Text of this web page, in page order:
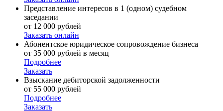
Представление интересов в 1 (одном) судебном
заседании
от 12 000 рублей
Заказать онлайн
Абонентское юридическое сопровождение бизнеса
от 35 000 рублей в месяц
Подробнее
Заказать
Взыскание дебиторской задолженности
от 55 000 рублей
Подробнее
Заказать